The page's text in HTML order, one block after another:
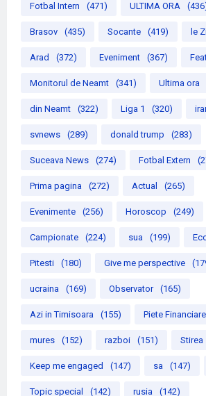
Fotbal Intern (471) ULTIMA ORA
Brasov (435) Socante (419) le
Arad (372) Eveniment (367)
Monitorul de Neamt (341) Ultima ora
din Neamt (322) Liga 1 (320)
svnews (289) donald trump (283)
Suceava News (274) Fotbal Extern
Prima pagina (272) Actual (265)
Evenimente (256) Horoscop (249)
Campionate (224) sua (199)
Pitesti (180) Give me perspective
ucraina (169) Observator (165)
Azi in Timisoara (155) Piete Financiare
mures (152) razboi (151) Stirea
Keep me engaged (147) sa (147)
Topic special (142) rusia (142)